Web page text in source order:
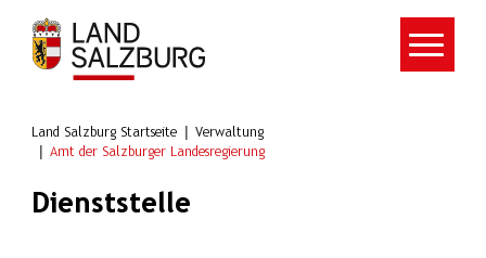
Zum Hauptinhalt springen
Land Salzburg Startseite
Verwaltung
Amt der Salzburger Landesregierung
Dienststelle